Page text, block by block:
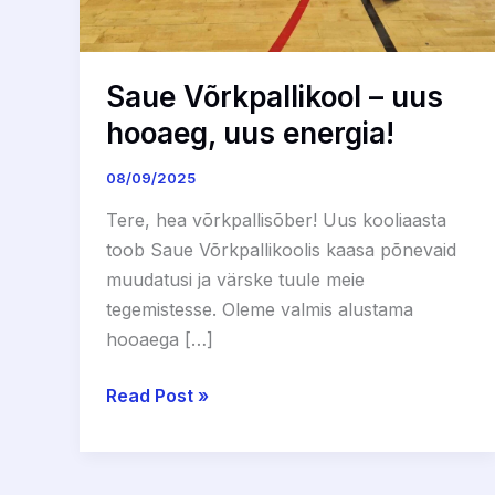
Saue Võrkpallikool – uus
hooaeg, uus energia!
08/09/2025
Tere, hea võrkpallisõber! Uus kooliaasta
toob Saue Võrkpallikoolis kaasa põnevaid
muudatusi ja värske tuule meie
tegemistesse. Oleme valmis alustama
hooaega […]
Read Post »